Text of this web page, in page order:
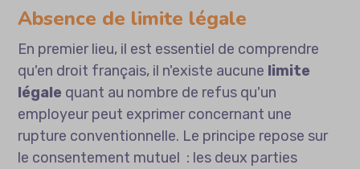
Absence de limite légale
En premier lieu, il est essentiel de comprendre
qu'en droit français, il n'existe aucune limite
légale quant au nombre de refus qu'un
employeur peut exprimer concernant une
rupture conventionnelle. Le principe repose sur
le consentement mutuel : les deux parties